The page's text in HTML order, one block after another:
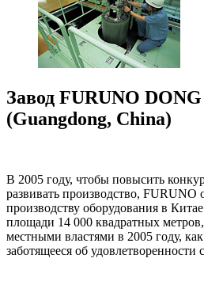
Завод FURUNO
(Guangdong, China)
В 2005 году, чтобы повысить
развивать производство, FURUNO
производству оборудования в
площади 14 000 квадратных
местными властями в 2005 году,
заботящееся об удовлетворенности